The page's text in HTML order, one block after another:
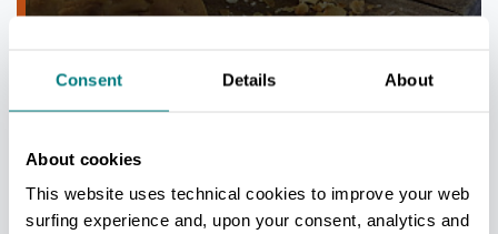
Consent Details About
About cookies
This website uses technical cookies to improve your web
surfing experience and, upon your consent, analytics and